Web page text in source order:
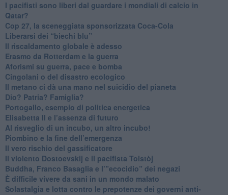
​I pacifisti sono liberi dal guardare i mondiali di calcio in
Qatar?
​Cop 27, la sceneggiata sponsorizzata Coca-Cola
​Liberarsi dei “biechi blu”
Il riscaldamento globale è adesso
​Erasmo da Rotterdam e la guerra
​Aforismi su guerra, pace e bomba
Cingolani o del disastro ecologico
​Il metano ci dà una mano nel suicidio del pianeta
​Dio? Patria? Famiglia?
Portogallo, esempio di politica energetica
​Elisabetta II e l’assenza di futuro
Al risveglio di un incubo, un altro incubo!
​Piombino e la fine dell’emergenza
​Il vero rischio del gassificatore
​Il violento Dostoevskij e il pacifista Tolstòj
​Buddha, Franco Basaglia e l’”ecocidio” dei negazi
​È difficile vivere da sani in un mondo malato
Solastalgia e lotta contro le prepotenze dei governi anti-